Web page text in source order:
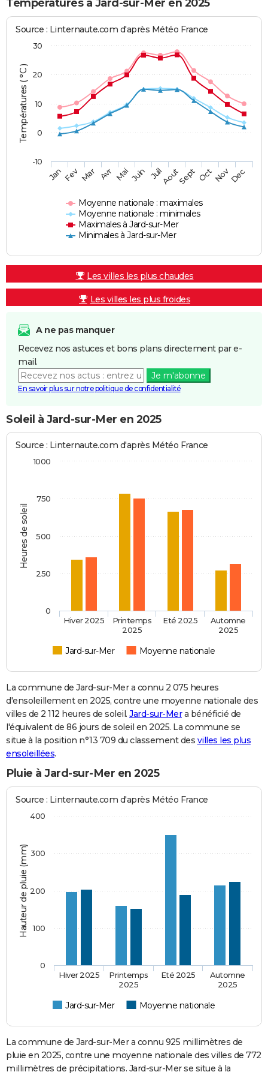
Températures à Jard-sur-Mer en 2025
Températures ( °C )
Source : Linternaute.com d'après Météo France
Moyenne nationale : maximales
Moyenne nationale : minimales
Maximales à Jard-sur-Mer
Minimales à Jard-sur-Mer
JanFev Mar Avr MaiJuin JuilAoutSept OctNovDec
-10
0
10
20
30
Les villes les plus chaudes
Les villes les plus froides
A ne pas manquer
Recevez nos astuces et bons plans directement par e-
mail.
Je m'abonne
En savoir plus sur notre politique de confidentialité
Soleil à Jard-sur-Mer en 2025
Heures de soleil
Source : Linternaute.com d'après Météo France
Jard-sur-Mer Moyenne nationale
Hiver 2025
Printemps
2025
Eté 2025
Automne
2025
0
1000
250
500
750
La commune de Jard-sur-Mer a connu 2 075 heures
d'ensoleillement en 2025, contre une moyenne nationale des
villes de 2 112 heures de soleil. Jard-sur-Mera bénéficié de
l'équivalent de 86 jours de soleil en 2025. La commune se
situe à la position n°13 709 du classement des villes les plus
ensoleillées.
Pluie à Jard-sur-Mer en 2025
Hauteur de pluie (mm)
Source : Linternaute.com d'après Météo France
Jard-sur-Mer Moyenne nationale
Hiver 2025
Printemps
2025
Eté 2025
Automne
2025
0
100
200
300
400
La commune de Jard-sur-Mer a connu 925 millimètres de
pluie en 2025, contre une moyenne nationale des villes de 772
millimètres de précipitations. Jard-sur-Mer se situe à la